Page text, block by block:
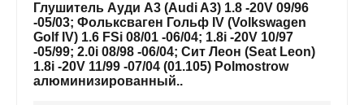
Глушитель Ауди А3 (Audi A3) 1.8 -20V 09/96
-05/03; Фольксваген Гольф IV (Volkswagen
Golf IV) 1.6 FSi 08/01 -06/04; 1.8i -20V 10/97
-05/99; 2.0i 08/98 -06/04; Сит Леон (Seat Leon)
1.8i -20V 11/99 -07/04 (01.105) Polmostrow
алюминизированный..